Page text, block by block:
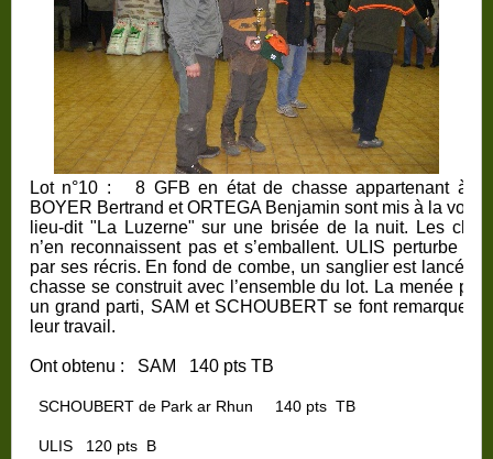
Lot n°10 :
8 GFB en état de chasse appartenant à
BOYER Bertrand etORTEGA Benjamin sont mis à la voie
lieu-dit " La Luzerne" sur une brisée de la nuit. Les
n’en reconnaissent pas et s’emballent. ULIS perturbe le
par ses récris. En fond de combe, un sanglier est lancé,
chasse se construit avec l’ensemble du lot. La menée
un grand parti, SAM et SCHOUBERT se font remarquer
leur travail.
Ont obtenu : SAM 140 pts TB
SCHOUBERT de Park ar Rhun 140 pts TB
ULIS 120 pts B